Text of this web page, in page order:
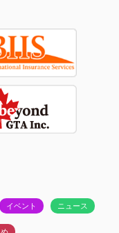
イベント ニュース